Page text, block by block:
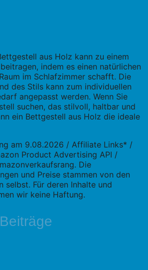
aus Holz kann zu einem
indem es einen natürlichen
im Schlafzimmer schafft. Die
des Stils kann zum individuellen
angepasst werden. Wenn Sie
suchen, das stilvoll, haltbar und
ein Bettgestell aus Holz die ideale
am 9.08.2026 / Affiliate Links* /
Product Advertising API /
Die
und Preise stammen von den
selbst. Für deren Inhalte und
wir keine Haftung.